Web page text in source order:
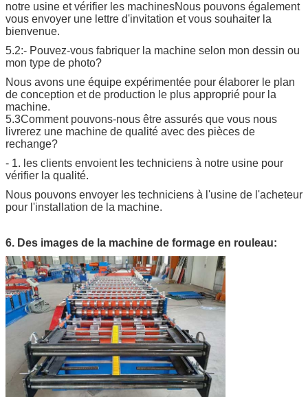
notre usine et vérifier les machinesNous pouvons également
vous envoyer une lettre d'invitation et vous souhaiter la
bienvenue.
5.2:- Pouvez-vous fabriquer la machine selon mon dessin ou
mon type de photo?
Nous avons une équipe expérimentée pour élaborer le plan
de conception et de production le plus approprié pour la
machine.
5.3Comment pouvons-nous être assurés que vous nous
livrerez une machine de qualité avec des pièces de
rechange?
- 1. les clients envoient les techniciens à notre usine pour
vérifier la qualité.
Nous pouvons envoyer les techniciens à l'usine de l'acheteur
pour l'installation de la machine.
6. Des images de la machine de formage en rouleau: